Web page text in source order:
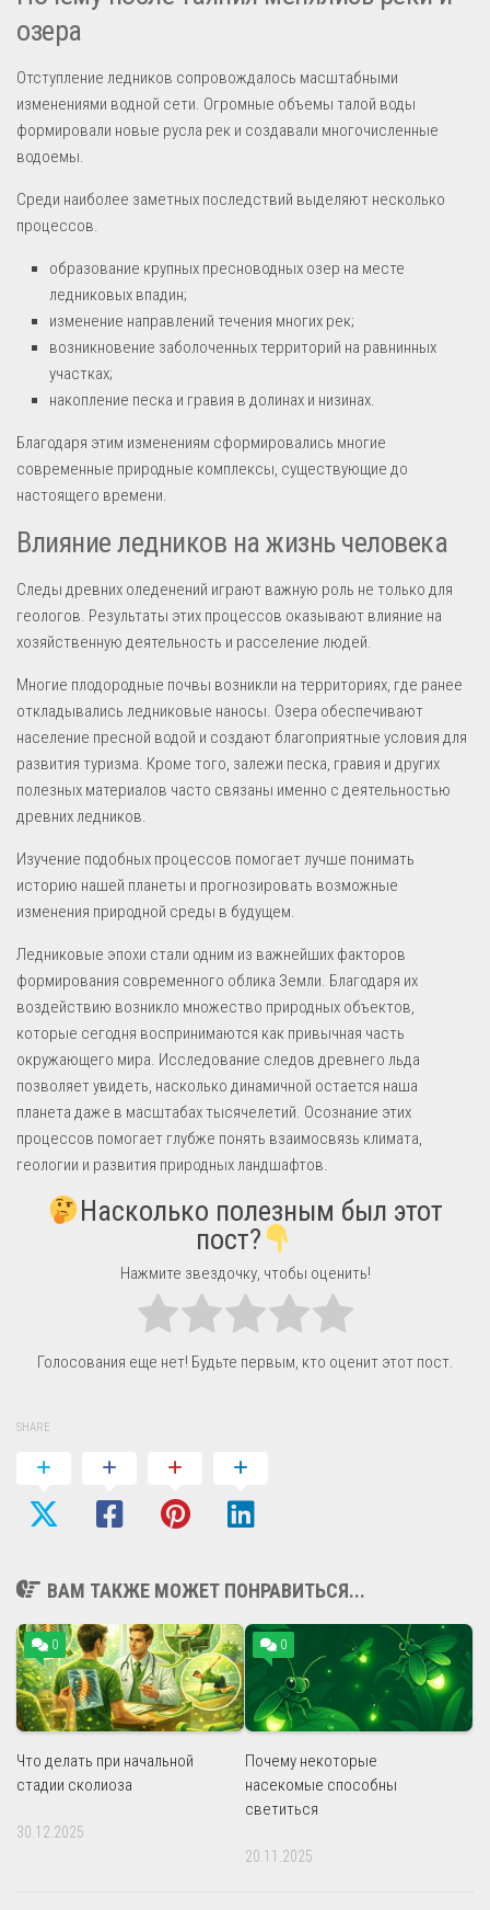
озера
Отступление ледников сопровождалось масштабными
изменениями водной сети. Огромные объемы талой воды
формировали новые русла рек и создавали многочисленные
водоемы.
Среди наиболее заметных последствий выделяют несколько
процессов.
образование крупных пресноводных озер на месте
ледниковых впадин;
изменение направлений течения многих рек;
возникновение заболоченных территорий на равнинных
участках;
накопление песка и гравия в долинах и низинах.
Благодаря этим изменениям сформировались многие
современные природные комплексы, существующие до
настоящего времени.
Влияние ледников на жизнь человека
Следы древних оледенений играют важную роль не только для
геологов. Результаты этих процессов оказывают влияние на
хозяйственную деятельность и расселение людей.
Многие плодородные почвы возникли на территориях, где ранее
откладывались ледниковые наносы. Озера обеспечивают
население пресной водой и создают благоприятные условия для
развития туризма. Кроме того, залежи песка, гравия и других
полезных материалов часто связаны именно с деятельностью
древних ледников.
Изучение подобных процессов помогает лучше понимать
историю нашей планеты и прогнозировать возможные
изменения природной среды в будущем.
Ледниковые эпохи стали одним из важнейших факторов
формирования современного облика Земли. Благодаря их
воздействию возникло множество природных объектов,
которые сегодня воспринимаются как привычная часть
окружающего мира. Исследование следов древнего льда
позволяет увидеть, насколько динамичной остается наша
планета даже в масштабах тысячелетий. Осознание этих
процессов помогает глубже понять взаимосвязь климата,
геологии и развития природных ландшафтов.
Насколько полезным был этот
пост?
Нажмите звездочку, чтобы оценить!
Голосования еще нет! Будьте первым, кто оценит этот пост.
SHARE
ВАМ ТАКЖЕ МОЖЕТ ПОНРАВИТЬСЯ...
0
Что делать при начальной
стадии сколиоза
30.12.2025
0
Почему некоторые
насекомые способны
светиться
20.11.2025